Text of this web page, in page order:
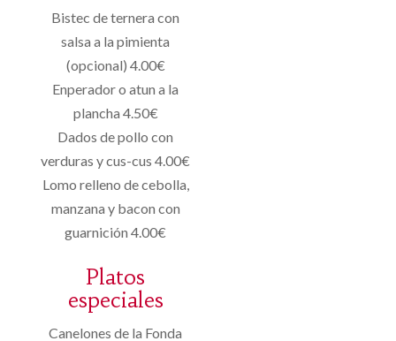
Bistec de ternera con
salsa a la pimienta
(opcional) 4.00€
Enperador o atun a la
plancha 4.50€
Dados de pollo con
verduras y cus-cus 4.00€
Lomo relleno de cebolla,
manzana y bacon con
guarnición 4.00€
Platos
especiales
Canelones de la Fonda